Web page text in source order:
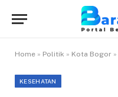
Home » Politik » Kota Bogor »
KESEHATAN